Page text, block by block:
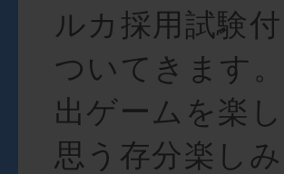
ルカ採用試験
ついてきます
出ゲームを楽
思う存分楽し